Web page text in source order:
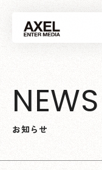
NEWS
お知 ら せ